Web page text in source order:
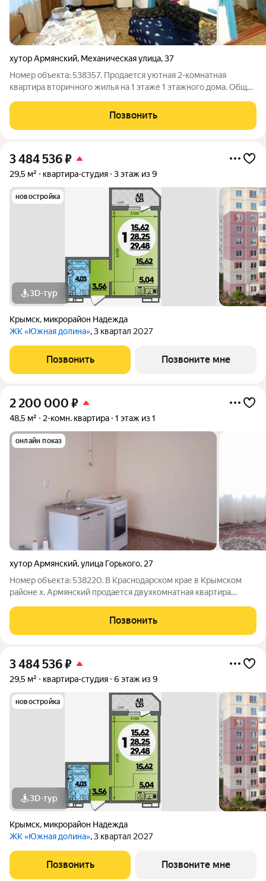
хутор Армянский, Механическая улица,37
Номер объекта: 538357. Продается уютная 2-комнатная
квартира вторичного жилья на 1 этаже 1 этажного дома. Общая
вариант очень экономичным. В квартире сделан стандартный
ремонт, что позволит
Позвонить
3 484 536₽
29,5 м² квартира-студия 3 этаж из 9
новостройка
3D-тур
Крымск, микрорайон Надежда
ЖК «Южная долина», 3 квартал 2027
Позвонить Позвоните мне
2 200 000 ₽
48,5 м² 2-комн. квартира 1 этаж из 1
онлайн показ
хутор Армянский,улица Горького, 27
Номер объекта: 538220. В Краснодарском крае в Крымском
районе х. Армянский продается двухкомнатная квартира
коридор, санузел, газ, свет, вода, все центральное,
канализация (септик), есть земельный
Позвонить
3 484 536₽
29,5 м² квартира-студия 6 этаж из 9
новостройка
3D-тур
Крымск, микрорайон Надежда
ЖК «Южная долина», 3 квартал 2027
Позвонить Позвоните мне